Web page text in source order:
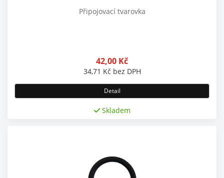
Připojovací tvarovka
42,00 Kč
34,71 Kč bez DPH
Detail
Skladem